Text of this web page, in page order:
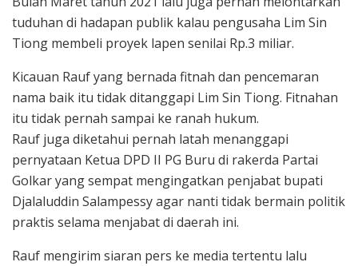
tuduhan di hadapan publik kalau pengusaha Lim Sin
Tiong membeli proyek lapen senilai Rp.3 miliar.
Kicauan Rauf yang bernada fitnah dan pencemaran
nama baik itu tidak ditanggapi Lim Sin Tiong. Fitnahan
itu tidak pernah sampai ke ranah hukum.
Rauf juga diketahui pernah latah menanggapi
pernyataan Ketua DPD II PG Buru di rakerda Partai
Golkar yang sempat mengingatkan penjabat bupati
Djalaluddin Salampessy agar nanti tidak bermain politik
praktis selama menjabat di daerah ini.
Rauf mengirim siaran pers ke media tertentu lalu